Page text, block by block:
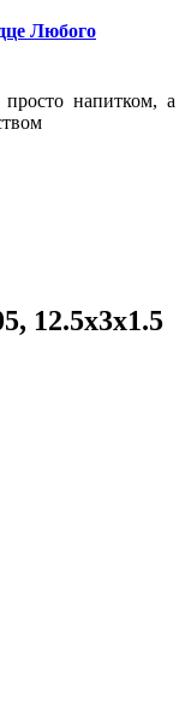
Любого
напитком, а
12.5х3х1.5